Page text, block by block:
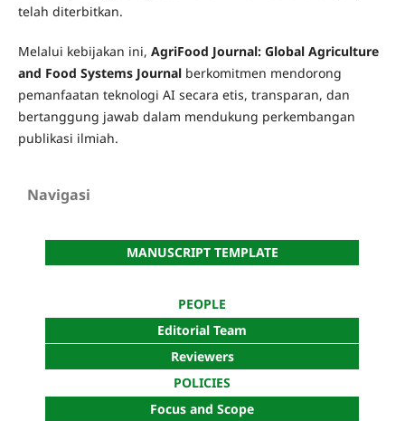
telah diterbitkan.
Melalui kebijakan ini, AgriFood Journal: Global Agriculture
and Food Systems Journalberkomitmen mendorong
pemanfaatan teknologi AI secara etis, transparan, dan
bertanggung jawab dalam mendukung perkembangan
publikasi ilmiah.
Navigasi
MANUSCRIPT TEMPLATE
PEOPLE
Editorial Team
Reviewers
POLICIES
Focus and Scope